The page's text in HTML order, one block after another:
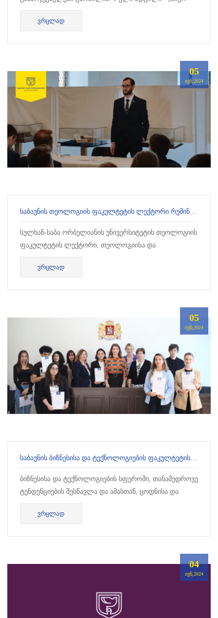
მარის“ სახელობის ჩოხატაურის №1 საჯარო სკოლა -
ბიზნეს იდეა &bdquo...
ᲕᲠᲪᲚᲐᲓ
05
ᲘᲕᲜ,2024
ᲡᲐᲑᲐᲣᲜᲘᲡ ᲗᲔᲝᲚᲝᲒᲘᲘᲡ ᲤᲐᲙᲣᲚᲢᲔᲢᲘᲡ ᲚᲔᲥᲢᲝᲠᲘ ᲠᲣᲛᲘᲜᲔᲗᲨᲘ ᲘᲛᲧᲝᲤᲔᲑᲝᲓᲐ
სულხან-საბა ორბელიანის უნივერსიტეტის თეოლოგიის
ფაკულტეტის ლექტორი, თეოლოგიისა და
ფილოსოფიის ინსტიტუტის დირექტორი, გურამ
ლურსმანაშვილი, იაშის ა...
ᲕᲠᲪᲚᲐᲓ
05
ᲘᲕᲜ,2024
ᲡᲐᲑᲐᲣᲜᲘᲡ ᲑᲘᲖᲜᲔᲡᲘᲡᲐ ᲓᲐ ᲢᲔᲥᲜᲝᲚᲝᲒᲘᲔᲑᲘᲡ ᲤᲐᲙᲣᲚᲢᲔᲢᲘᲡ ᲝᲠᲒᲐᲜᲘᲖᲔᲑᲘᲗ, XI ᲡᲐᲤᲐᲙᲣᲚᲢᲔᲢᲝ, VI ᲡᲐᲣᲜᲘᲕᲔᲠᲡᲘᲢᲔᲢᲝ ᲡᲢᲣᲓᲔᲜᲢᲣᲠᲘ ᲙᲝᲜᲤᲔᲠᲔᲜᲪᲘᲐ ᲒᲐᲘᲛᲐᲠᲗᲐ
ბიზნესისა და ტექნოლოგიების სფეროში, თანამედროვე
ტენდენციების შესწავლა და ამასთან, ცოდნისა და
გამოცდილების გაზიარება მნიშვნელოვანი ნაბიჯია
აკადემიური და პროფესიული განვ...
ᲕᲠᲪᲚᲐᲓ
04
ᲘᲕᲜ,2024